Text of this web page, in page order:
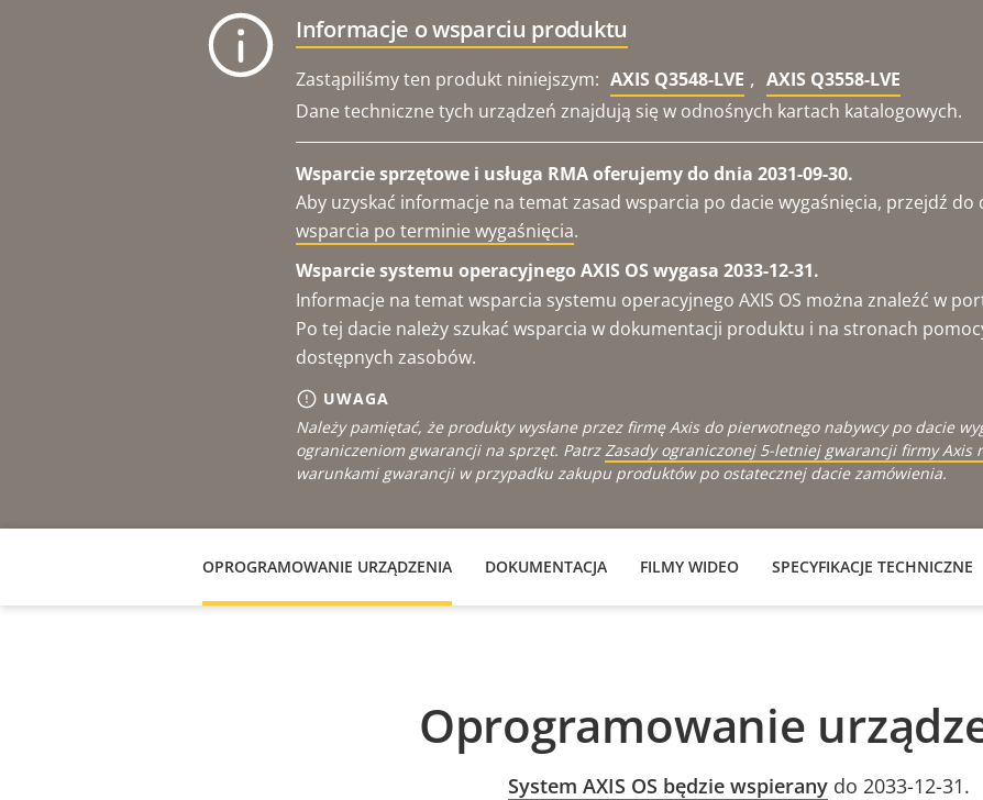
Informacje o wsparciu produktu
Zastąpiliśmy ten produkt niniejszym: AXIS Q3548-LVE , AXIS Q3558-LVE
Dane techniczne tych urządzeń znajdują się w odnośnych kartach katalogowych.
Wsparcie sprzętowe i usługa RMA oferujemy do dnia 2031-09-30.
Aby uzyskać informacje na temat zasad wsparcia po dacie wygaśnięcia, przejdź
wsparcia po terminie wygaśnięcia.
Wsparcie systemu operacyjnego AXIS OS wygasa 2033-12-31.
Informacje na temat wsparcia systemu operacyjnego AXIS OS można znaleźć w
Po tej dacie należy szukać wsparcia w dokumentacji produktu i na stronach
dostępnych zasobów.
UWAGA
Należy pamiętać, że produkty wysłane przez firmę Axis do pierwotnego nabywcy po dacie
ograniczeniom gwarancji na sprzęt. PatrzZasady ograniczonej 5-letniej gwarancji firmy Axis
warunkami gwarancji w przypadku zakupu produktów po ostatecznej dacie zamówienia.
OPROGRAMOWANIE URZĄDZENIA DOKUMENTACJA FILMY WIDEO SPECYFIKACJE TECHNICZNE
Oprogramowanie
System AXIS OS będzie wspieranydo 2033-12-31.